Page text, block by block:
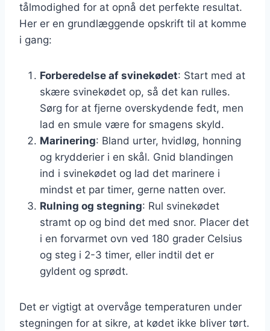
tålmodighed for at opnå det perfekte resultat.
Her er en grundlæggende opskrift til at komme
i gang:
Forberedelse af svinekødet: Start med at
skære svinekødet op, så det kan rulles.
Sørg for at fjerne overskydende fedt, men
lad en smule være for smagens skyld.
Marinering: Bland urter, hvidløg, honning
og krydderier i en skål. Gnid blandingen
ind i svinekødet og lad det marinere i
mindst et par timer, gerne natten over.
Rulning og stegning: Rul svinekødet
stramt op og bind det med snor. Placer det
i en forvarmet ovn ved 180 grader Celsius
og steg i 2-3 timer, eller indtil det er
gyldent og sprødt.
Det er vigtigt at overvåge temperaturen under
stegningen for at sikre, at kødet ikke bliver tørt.